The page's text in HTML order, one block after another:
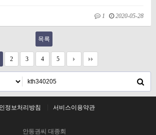
1 2020-05-28
목록
2 3 4 5
정보처리방침 서비스이용약관
안동권씨 대종회